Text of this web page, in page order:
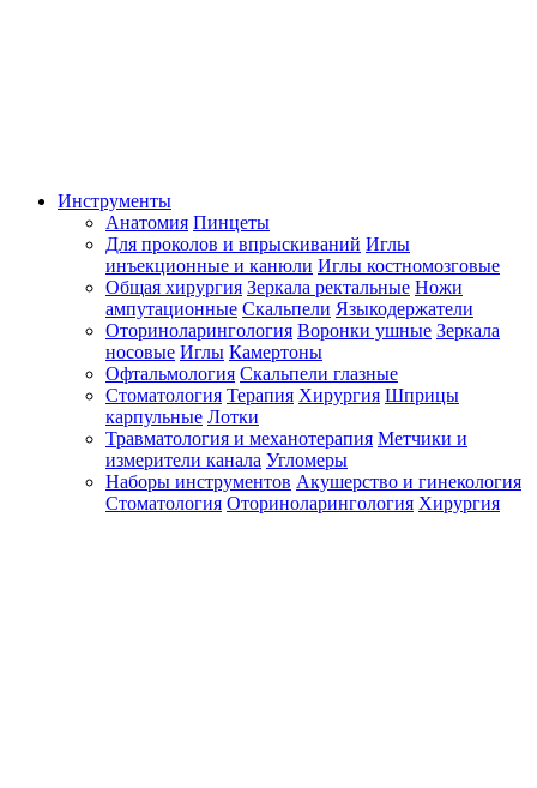
Инструменты
Анатомия Пинцеты
Для проколов и впрыскиваний Иглы
инъекционные и канюли Иглы костномозговые
Общая хирургия Зеркала ректальные Ножи
ампутационные Скальпели Языкодержатели
Оториноларингология Воронки ушные Зеркала
носовые Иглы Камертоны
Офтальмология Скальпели глазные
Стоматология Терапия Хирургия Шприцы
карпульные Лотки
Травматология и механотерапия Метчики и
измерители канала Угломеры
Наборы инструментов Акушерство и гинекология
Стоматология Оториноларингология Хирургия